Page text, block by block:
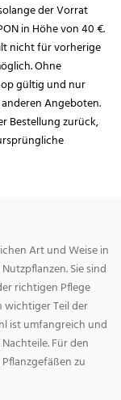
der Vorrat
in Höhe von 40 €.
nicht für vorherige
Ohne
gültig und nur
Angeboten.
Bestellung zurück,
Art und Weise in
Sie sind
richtigen Pflege
wichtiger Teil der
ist umfangreich und
Für den
zu